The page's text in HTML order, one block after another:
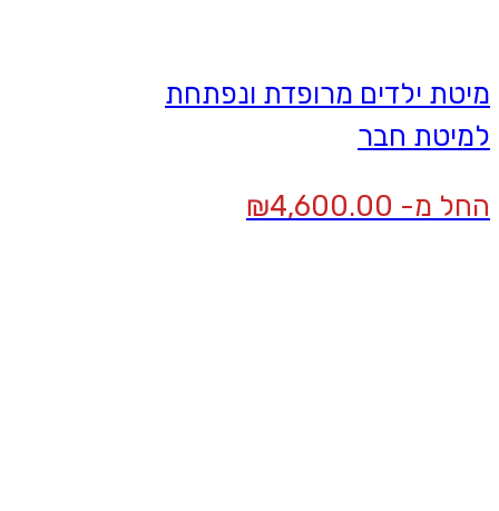
מיטת ילדים מרופדת ונפתחת
למיטת חבר
החל מ- ₪4,600.00